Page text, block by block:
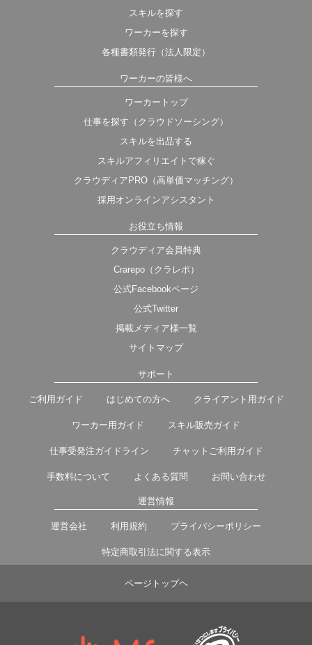
スキルを探す
ワーカーを探す
各種書類発行（法人限定）
ワーカーの皆様へ
ワーカートップ
仕事を探す（クラウドソーシング）
スキルを出品する
スキルアフィリエイトで稼ぐ
クラウディアPRO（高単価マッチング）
採用オンラインアシスタント
お役立ち情報
クラウディア会員特典
Crarepo（クラレポ）
公式Facebookページ
公式Twitter
掲載メディア様一覧
サイトマップ
サポート
ご利用ガイド はじめての方へ クライアント用ガイド
ワーカー用ガイド スキル販売ガイド
仕事受発注ガイドライン チャットご利用ガイド
手数料について よくある質問 お問い合わせ
運営情報
運営会社 利用規約 プライバシーポリシー
特定商取引法に関する表示
ページトップヘ